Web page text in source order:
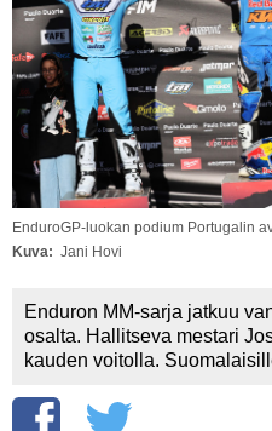
Vaihda
LUE
EnduroGP-luokan podium Portugalin
Kuva
Jani Hovi
Enduron MM-sarja jatkuu
osalta. Hallitseva mestari
kauden voitolla.